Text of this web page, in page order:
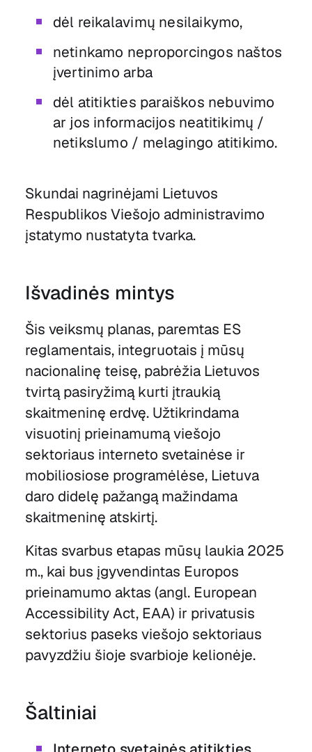
dėl reikalavimų nesilaikymo,
netinkamo neproporcingos naštos
įvertinimo arba
dėl atitikties paraiškos nebuvimo
ar jos informacijos neatitikimų /
netikslumo / melagingo atitikimo.
Skundai nagrinėjami Lietuvos
Respublikos Viešojo administravimo
įstatymo nustatyta tvarka.
Išvadinės mintys
Šis veiksmų planas, paremtas ES
reglamentais, integruotais į mūsų
nacionalinę teisę, pabrėžia Lietuvos
tvirtą pasiryžimą kurti įtraukią
skaitmeninę erdvę. Užtikrindama
visuotinį prieinamumą viešojo
sektoriaus interneto svetainėse ir
mobiliosiose programėlėse, Lietuva
daro didelę pažangą mažindama
skaitmeninę atskirtį.
Kitas svarbus etapas mūsų laukia 2025
m., kai bus įgyvendintas Europos
prieinamumo aktas (angl. European
Accessibility Act, EAA) ir privatusis
sektorius paseks viešojo sektoriaus
pavyzdžiu šioje svarbioje kelionėje.
Šaltiniai